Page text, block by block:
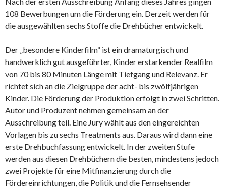
108 Bewerbungen um die Förderung ein. Derzeit werden für
die ausgewählten sechs Stoffe die Drehbücher entwickelt.
Der „besondere Kinderfilm“ ist ein dramaturgisch und
handwerklich gut ausgeführter, Kinder erstarkender Realfilm
von 70 bis 80 Minuten Länge mit Tiefgang und Relevanz. Er
richtet sich an die Zielgruppe der acht- bis zwölfjährigen
Kinder. Die Förderung der Produktion erfolgt in zwei Schritten.
Autor und Produzent nehmen gemeinsam an der
Ausschreibung teil. Eine Jury wählt aus den eingereichten
Vorlagen bis zu sechs Treatments aus. Daraus wird dann eine
erste Drehbuchfassung entwickelt. In der zweiten Stufe
werden aus diesen Drehbüchern die besten, mindestens jedoch
zwei Projekte für eine Mitfinanzierung durch die
Fördereinrichtungen, die Politik und die Fernsehsender